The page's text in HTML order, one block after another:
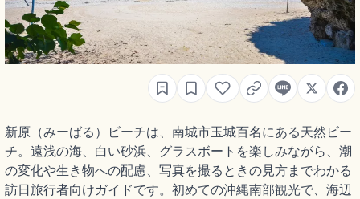
新原（みーばる）ビーチは、南城市玉城百名にある天然ビー
チ。遠浅の海、白い砂浜、グラスボートを楽しみながら、潮
の変化や生き物への配慮、写真を撮るときの見方までわかる
訪日旅行者向けガイドです。初めての沖縄南部観光で、海辺